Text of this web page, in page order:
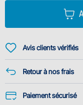
La bobine en métal noir
pour convenir à la
trop de ligne en petit d...
Avis clients vérifiés
Retour à nos frais
Paiement sécurisé